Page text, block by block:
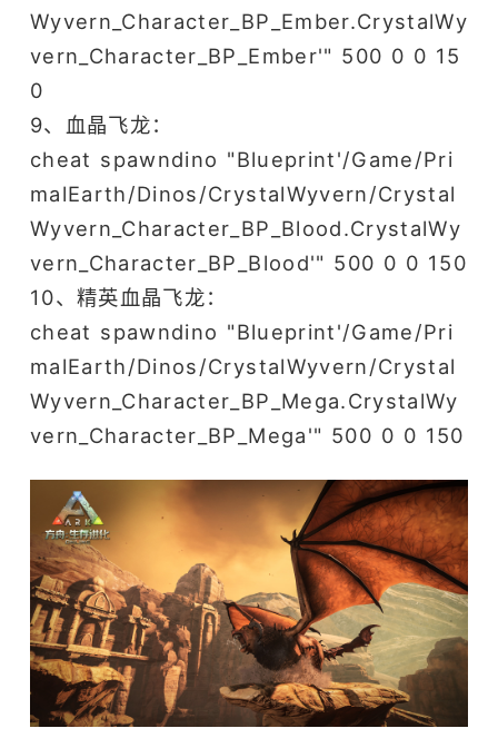
Wyvern_Character_BP_Ember.CrystalWy
vern_Character_BP_Ember'" 500 0 0 15
0
9、血晶飞龙：
cheat spawndino "Blueprint'/Game/Pri
malEarth/Dinos/CrystalWyvern/Crystal
Wyvern_Character_BP_Blood.CrystalWy
vern_Character_BP_Blood'" 500 0 0 150
10、精英血晶飞龙：
cheat spawndino "Blueprint'/Game/Pri
malEarth/Dinos/CrystalWyvern/Crystal
Wyvern_Character_BP_Mega.CrystalWy
vern_Character_BP_Mega'" 500 0 0 150